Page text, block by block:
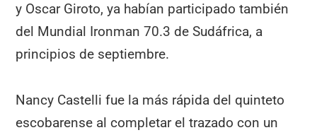
y Oscar Giroto, ya habían participado también
del Mundial Ironman 70.3 de Sudáfrica, a
principios de septiembre.
Nancy Castelli fue la más rápida del quinteto
escobarense al completar el trazado con un